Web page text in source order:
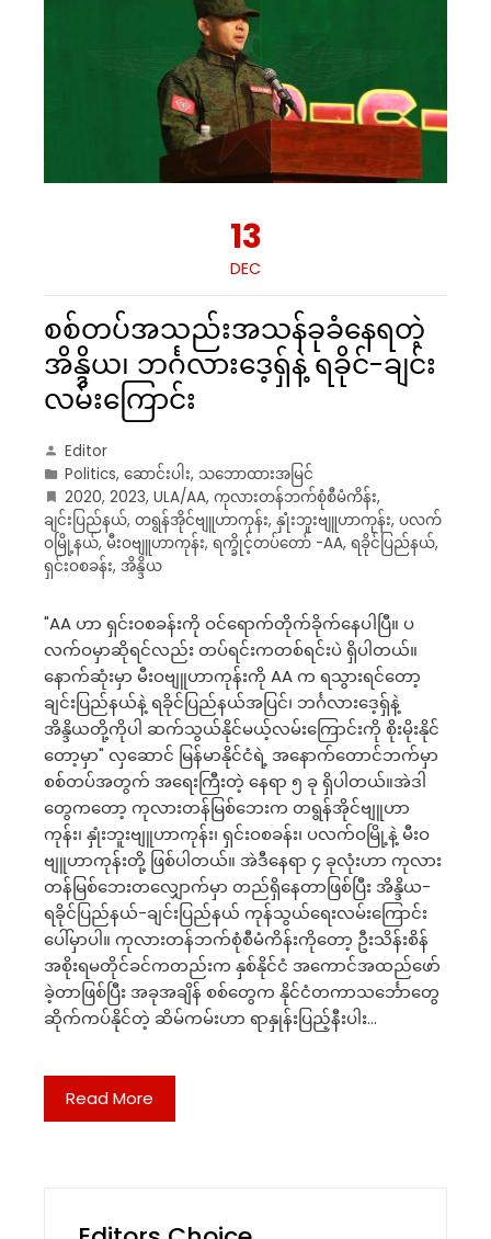
13
DEC
စစ်တပ်အသည်းအသန်ခုခံနေရတဲ့
အိန္ဒိယ၊ ဘင်္ဂလားဒေ့ရှ်နဲ့ ရခိုင်-ချင်း
လမ်းကြောင်း
Editor
Politics, ဆောင်းပါး, သဘောထားအမြင်
2020, 2023, ULA/AA, ကုလားတန်ဘက်စုံစီမံကိန်း,
ချင်းပြည်နယ်, တရွန်အိုင်ဗျူဟာကုန်း, နှုံးဘူးဗျူဟာကုန်း, ပလက်
ဝမြို့နယ်, မီးဝဗျူဟာကုန်း, ရက္ခိုင့်တပ်တော် -AA, ရခိုင်ပြည်နယ်,
ရှင်းဝစခန်း, အိန္ဒိယ
"AA ဟာ ရှင်းဝစခန်းကို ဝင်ရောက်တိုက်ခိုက်နေပါပြီ။ ပ
လက်ဝမှာဆိုရင်လည်း တပ်ရင်းကတစ်ရင်းပဲ ရှိပါတယ်။
နောက်ဆုံးမှာ မီးဝဗျူဟာကုန်းကို AA က ရသွားရင်တော့
ချင်းပြည်နယ်နဲ့ ရခိုင်ပြည်နယ်အပြင်၊ ဘင်္ဂလားဒေ့ရှ်နဲ့
အိန္ဒိယတို့ကိုပါ ဆက်သွယ်နိုင်မယ့်လမ်းကြောင်းကို စိုးမိုးနိုင်
တော့မှာ" လှဆောင် မြန်မာနိုင်ငံရဲ့ အနောက်တောင်ဘက်မှာ
စစ်တပ်အတွက် အရေးကြီးတဲ့ နေရာ ၅ ခု ရှိပါတယ်။အဲဒါ
တွေကတော့ ကုလားတန်မြစ်ဘေးက တရွန်အိုင်ဗျူဟာ
ကုန်း၊ နှုံးဘူးဗျူဟာကုန်း၊ ရှင်းဝစခန်း၊ ပလက်ဝမြို့နဲ့ မီးဝ
ဗျူဟာကုန်းတို့ ဖြစ်ပါတယ်။ အဲဒီနေရာ ၄ ခုလုံးဟာ ကုလား
တန်မြစ်ဘေးတလျှောက်မှာ တည်ရှိနေတာဖြစ်ပြီး အိန္ဒိယ-
ရခိုင်ပြည်နယ်-ချင်းပြည်နယ် ကုန်သွယ်ရေးလမ်းကြောင်း
ပေါ်မှာပါ။ ကုလားတန်ဘက်စုံစီမံကိန်းကိုတော့ ဦးသိန်းစိန်
အစိုးရမတိုင်ခင်ကတည်းက နှစ်နိုင်ငံ အကောင်အထည်ဖော်
ခဲ့တာဖြစ်ပြီး အခုအချိန် စစ်တွေက နိုင်ငံတကာသင်္ဘောတွေ
ဆိုက်ကပ်နိုင်တဲ့ ဆိမ်ကမ်းဟာ ရာနှုန်းပြည့်နီးပါး…
Read More